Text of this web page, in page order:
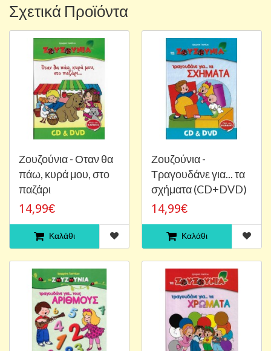
Σχετικά Προϊόντα
Ζουζούνια - Οταν θα
πάω, κυρά μου, στο
παζάρι
14,99€
Καλάθι
Ζουζούνια -
Τραγουδάνε για... τα
σχήματα (CD+DVD)
14,99€
Καλάθι